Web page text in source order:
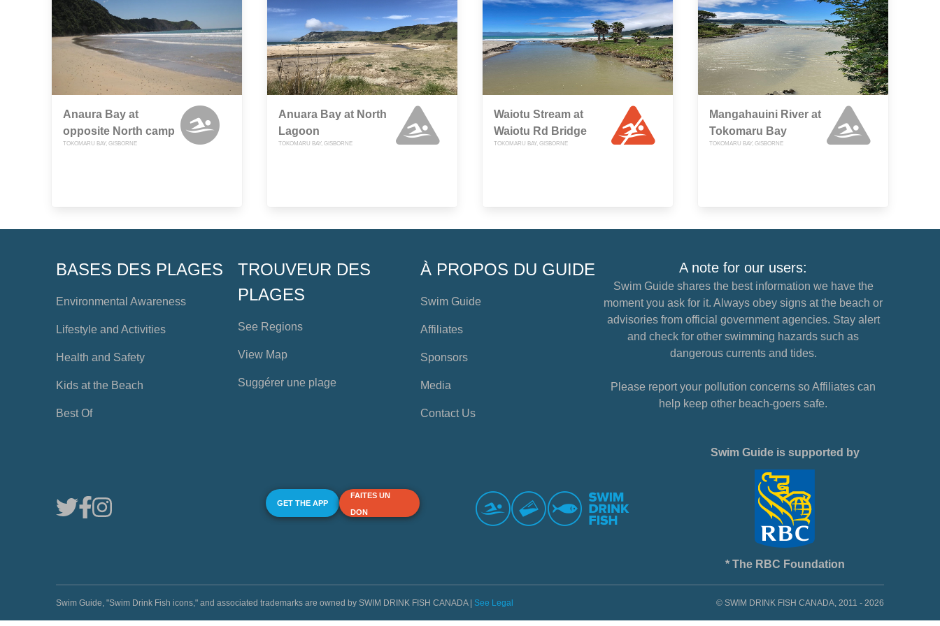
Anaura Bay at
opposite North camp
TOKOMARU BAY, GISBORNE
Anuara Bay at North
Lagoon
TOKOMARU BAY, GISBORNE
Waiotu Stream at
Waiotu Rd Bridge
TOKOMARU BAY, GISBORNE
Mangahauini River at
Tokomaru Bay
TOKOMARU BAY, GISBORNE
BASES DES PLAGES
Environmental Awareness
Lifestyle and Activities
Health and Safety
Kids at the Beach
Best Of
TROUVEUR DES
PLAGES
See Regions
View Map
Suggérer une plage
À PROPOS DU GUIDE
Swim Guide
Affiliates
Sponsors
Media
Contact Us
A note for our users:
Swim Guide shares the best information we have the
moment you ask for it. Always obey signs at the beach or
advisories from official government agencies. Stay alert
and check for other swimming hazards such as
dangerous currents and tides.
Please report your pollution concerns so Affiliates can
help keep other beach-goers safe.
GET THE APP
FAITES UN
DON
Swim Guide is supported by
* The RBC Foundation
Swim Guide, "Swim Drink Fish icons," and associated trademarks are owned by SWIM DRINK FISH CANADA | See Legal © SWIM DRINK FISH CANADA, 2011 - 2026